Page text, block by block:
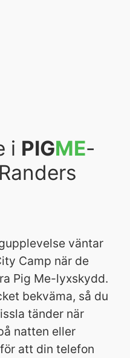
i PIGME-
väntar
Camp när de
Pig Me-lyxskydd.
bekväma, så du
tänder när
natten eller
att din telefon